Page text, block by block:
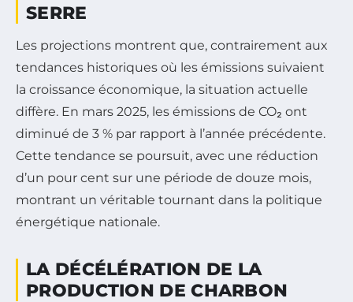
SERRE
Les projections montrent que, contrairement aux
tendances historiques où les émissions suivaient
la croissance économique, la situation actuelle
diffère. En mars 2025, les émissions de CO₂ ont
diminué de 3 % par rapport à l’année précédente.
Cette tendance se poursuit, avec une réduction
d’un pour cent sur une période de douze mois,
montrant un véritable tournant dans la politique
énergétique nationale.
LA DÉCÉLÉRATION DE LA
PRODUCTION DE CHARBON